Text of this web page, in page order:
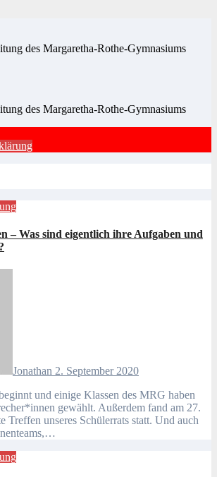
des Margaretha-Rothe-Gymnasiums
des Margaretha-Rothe-Gymnasiums
– Was sind eigentlich ihre Aufgaben und
Jonathan 2. September 2020
gewählt. Außerdem fand am 27.
Treffen unseres Schülerrats statt. Und auch